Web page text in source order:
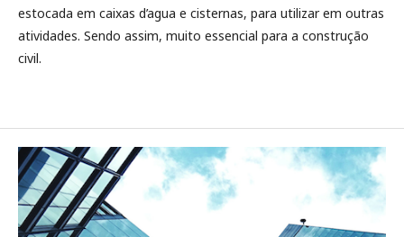
estocada em caixas d’agua e cisternas, para utilizar em outras
atividades. Sendo assim, muito essencial para a construção
civil.